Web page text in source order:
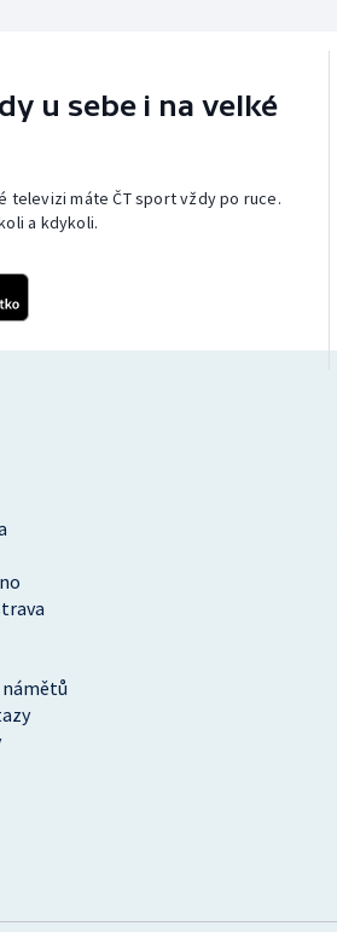
u sebe i na velké
televizi máte ČT sport vždy po ruce.
a kdykoli.
námětů